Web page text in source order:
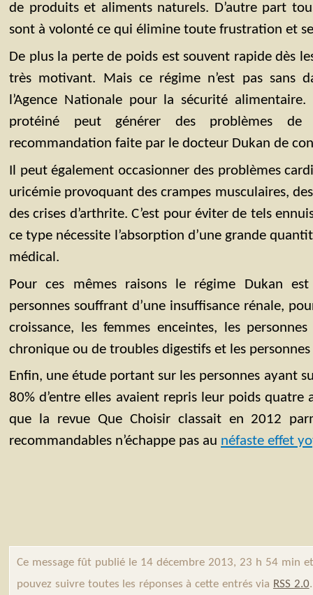
de produits et aliments naturels. D’autre part
sont à volonté ce qui élimine toute frustration et
De plus la perte de poids est souvent rapide dès
très motivant. Mais ce régime n’est pas sans
l’Agence Nationale pour la sécurité
protéiné peut générer des problèmes de
recommandation faite par le docteur Dukan de
Il peut également occasionner des problèmes
uricémie provoquant des crampes musculaires,
des crises d’arthrite. C’est pour éviter de tels
ce type nécessite l’absorption d’une grande
médical.
Pour ces mêmes raisons le régime Dukan
personnes souffrant d’une insuffisance rénale,
croissance, les femmes enceintes, les
chronique ou de troubles digestifs et les
Enfin, une étude portant sur les personnes ayant
80% d’entre elles avaient repris leur poids quatre
que la revue Que Choisir classait en 2012
recommandables n’échappe pas au néfaste effet
Ce message fût publié le 14 décembre 2013, 23 h 54 min
pouvez suivre toutes les réponses à cette entrés via RSS 2.0